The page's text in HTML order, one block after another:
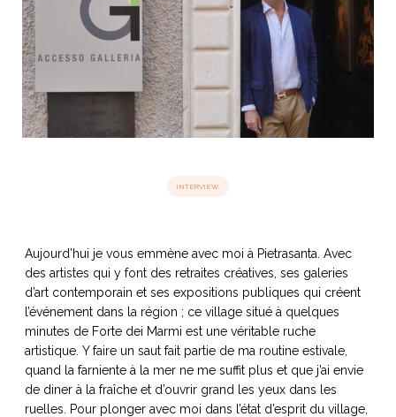
ITALIEN
SUBLIME ! LE DÉCOR ITALIEN
LIRE
ARTISANAT ITALIEN
INTERVIEW
Aujourd’hui je vous emmène avec moi à Pietrasanta. Avec
des artistes qui y font des retraites créatives, ses galeries
d’art contemporain et ses expositions publiques qui créent
l’événement dans la région ; ce village situé à quelques
minutes de Forte dei Marmi est une véritable ruche
artistique. Y faire un saut fait partie de ma routine estivale,
quand la farniente à la mer ne me suffit plus et que j’ai envie
de diner à la fraîche et d’ouvrir grand les yeux dans les
ruelles. Pour plonger avec moi dans l’état d’esprit du village,